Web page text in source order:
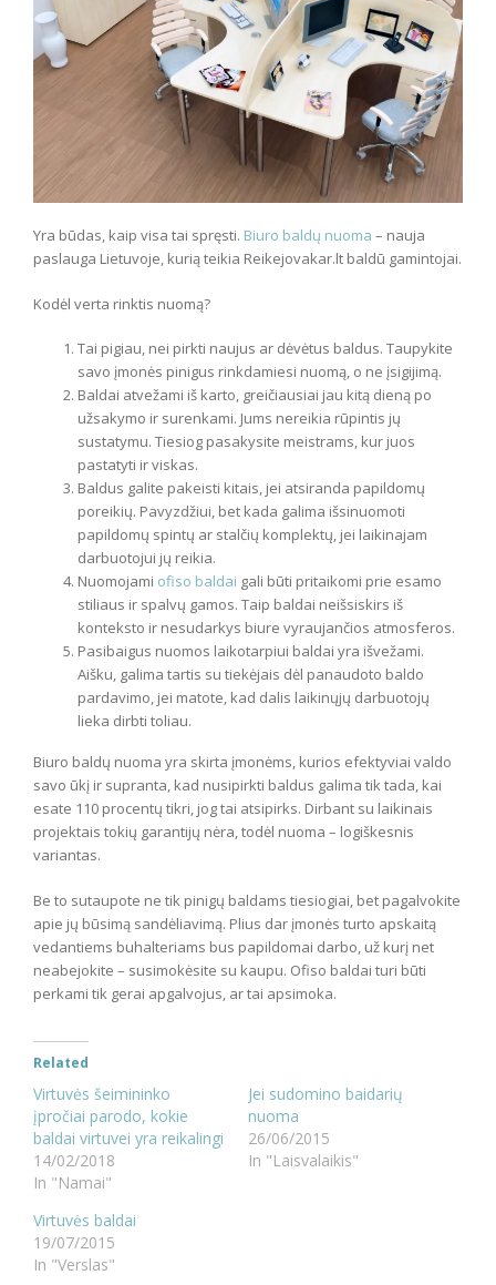
Yra būdas, kaip visa tai spręsti. Biuro baldų nuoma – nauja
paslauga Lietuvoje, kurią teikia Reikejovakar.lt baldū gamintojai.
Kodėl verta rinktis nuomą?
Tai pigiau, nei pirkti naujus ar dėvėtus baldus. Taupykite
savo įmonės pinigus rinkdamiesi nuomą, o ne įsigijimą.
Baldai atvežami iš karto, greičiausiai jau kitą dieną po
užsakymo ir surenkami. Jums nereikia rūpintis jų
sustatymu. Tiesiog pasakysite meistrams, kur juos
pastatyti ir viskas.
Baldus galite pakeisti kitais, jei atsiranda papildomų
poreikių. Pavyzdžiui, bet kada galima išsinuomoti
papildomų spintų ar stalčių komplektų, jei laikinajam
darbuotojui jų reikia.
Nuomojami ofiso baldai gali būti pritaikomi prie esamo
stiliaus ir spalvų gamos. Taip baldai neišsiskirs iš
konteksto ir nesudarkys biure vyraujančios atmosferos.
Pasibaigus nuomos laikotarpiui baldai yra išvežami.
Aišku, galima tartis su tiekėjais dėl panaudoto baldo
pardavimo, jei matote, kad dalis laikinųjų darbuotojų
lieka dirbti toliau.
Biuro baldų nuoma yra skirta įmonėms, kurios efektyviai valdo
savo ūkį ir supranta, kad nusipirkti baldus galima tik tada, kai
esate 110 procentų tikri, jog tai atsipirks. Dirbant su laikinais
projektais tokių garantijų nėra, todėl nuoma – logiškesnis
variantas.
Be to sutaupote ne tik pinigų baldams tiesiogiai, bet pagalvokite
apie jų būsimą sandėliavimą. Plius dar įmonės turto apskaitą
vedantiems buhalteriams bus papildomai darbo, už kurį net
neabejokite – susimokėsite su kaupu. Ofiso baldai turi būti
perkami tik gerai apgalvojus, ar tai apsimoka.
Related
Virtuvės šeimininko
įpročiai parodo, kokie
baldai virtuvei yra reikalingi
14/02/2018
In "Namai"
Jei sudomino baidarių
nuoma
26/06/2015
In "Laisvalaikis"
Virtuvės baldai
19/07/2015
In "Verslas"